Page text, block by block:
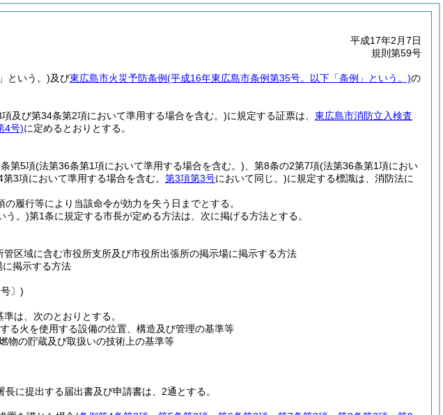
平成17年2月7日
規則第59号
という。)及び東広島市火災予防条例(平成16年東広島市条例第35号。以下「条例」という。)の
及び第34条第2項において準用する場合を含む。)に規定する証票は、 東広島市消防立入検査
4号)に定めるとおりとする。
第5項(法第36条第1項において準用する場合を含む。) 、第8条の2第7項(法第36条第1項におい
3項において準用する場合を含む。 第3項第3号において同じ。)に規定する標識は、消防法に
履行等により当該命令が効力を失う日までとする。
う。)第1条に規定する市長が定める方法は、次に掲げる方法とする。
区域に含む市役所支所及び市役所出張所の掲示場に掲示する方法
掲示する方法
〕)
は、次のとおりとする。
る火を使用する設備の位置、構造及び管理の基準等
物の貯蔵及び取扱いの技術上の基準等
に提出する届出書及び申請書は、2通とする。